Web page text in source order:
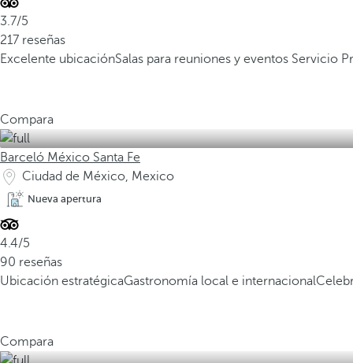
3.7/5
217 reseñas
Excelente ubicaciónSalas para reuniones y eventos Servicio
Compara
Barceló México Santa Fe
Ciudad de México, Mexico
Nueva apertura
4.4/5
90 reseñas
Ubicación estratégicaGastronomía local e internacional
Compara